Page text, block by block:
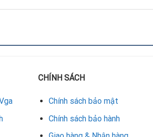
CHÍNH SÁCH
Chính sách bảo mật
Chính sách bảo hành